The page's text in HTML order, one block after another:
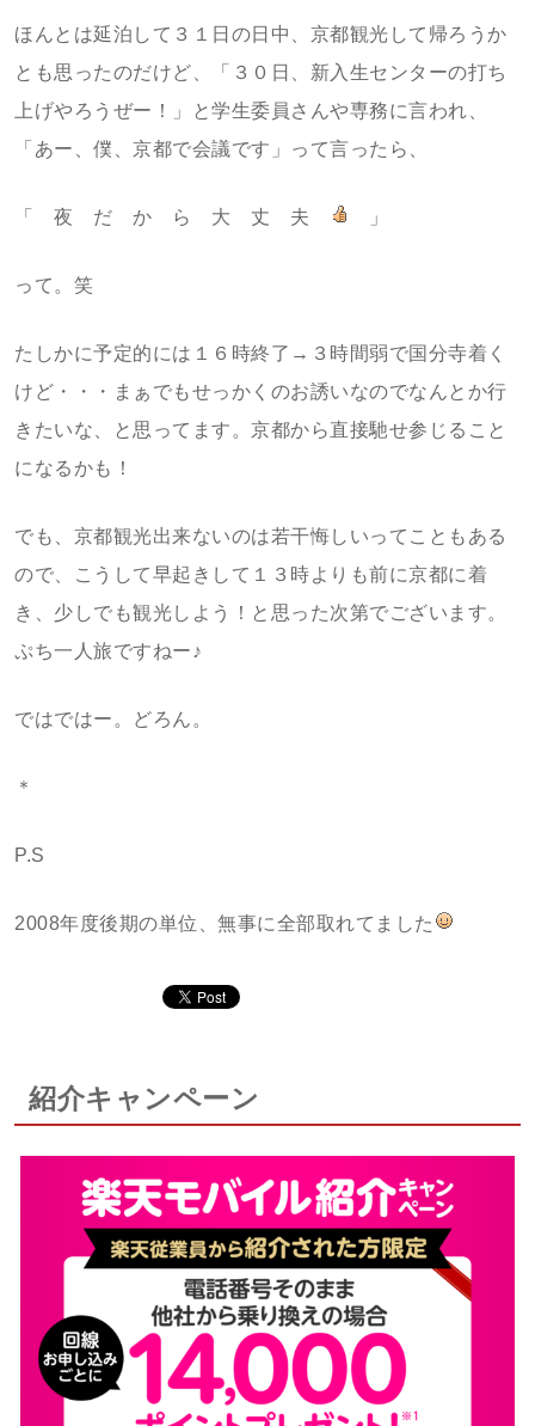
ほんとは延泊して３１日の日中、京都観光して帰ろうか
とも思ったのだけど、「３０日、新入生センターの打ち
上げやろうぜー！」と学生委員さんや専務に言われ、
「あー、僕、京都で会議です」って言ったら、
「 夜 だ か ら 大 丈 夫 」
って。笑
たしかに予定的には１６時終了→３時間弱で国分寺着く
けど・・・まぁでもせっかくのお誘いなのでなんとか行
きたいな、と思ってます。京都から直接馳せ参じること
になるかも！
でも、京都観光出来ないのは若干悔しいってこともある
ので、こうして早起きして１３時よりも前に京都に着
き、少しでも観光しよう！と思った次第でございます。
ぷち一人旅ですねー♪
ではではー。どろん。
＊
P.S
2008年度後期の単位、無事に全部取れてました
紹介キャンペーン